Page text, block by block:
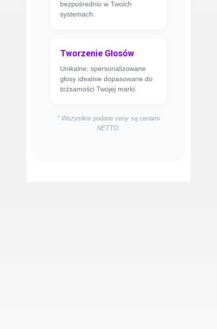
bezpośrednio w Twoich
systemach.
Tworzenie Głosów
Unikalne, spersonalizowane
głosy idealnie dopasowane do
tożsamości Twojej marki.
* Wszystkie podane ceny są cenami
NETTO.